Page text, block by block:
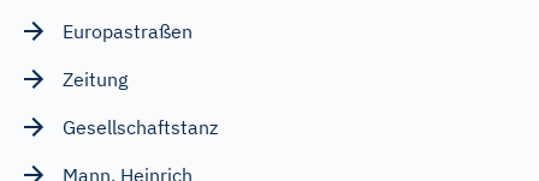
Europastraßen
Zeitung
Gesellschaftstanz
Mann, Heinrich